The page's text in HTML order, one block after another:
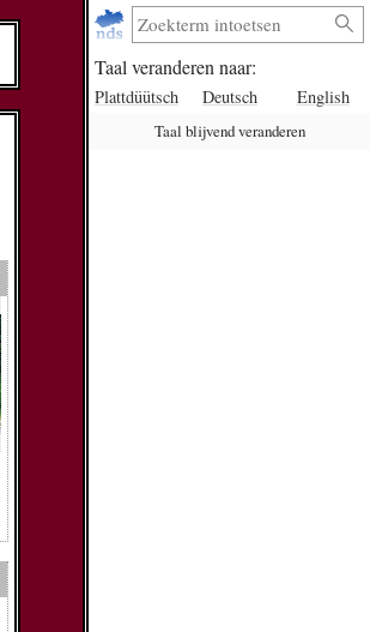
Taal veranderen naar:
Plattdüütsch Deutsch English
Taal blijvend veranderen